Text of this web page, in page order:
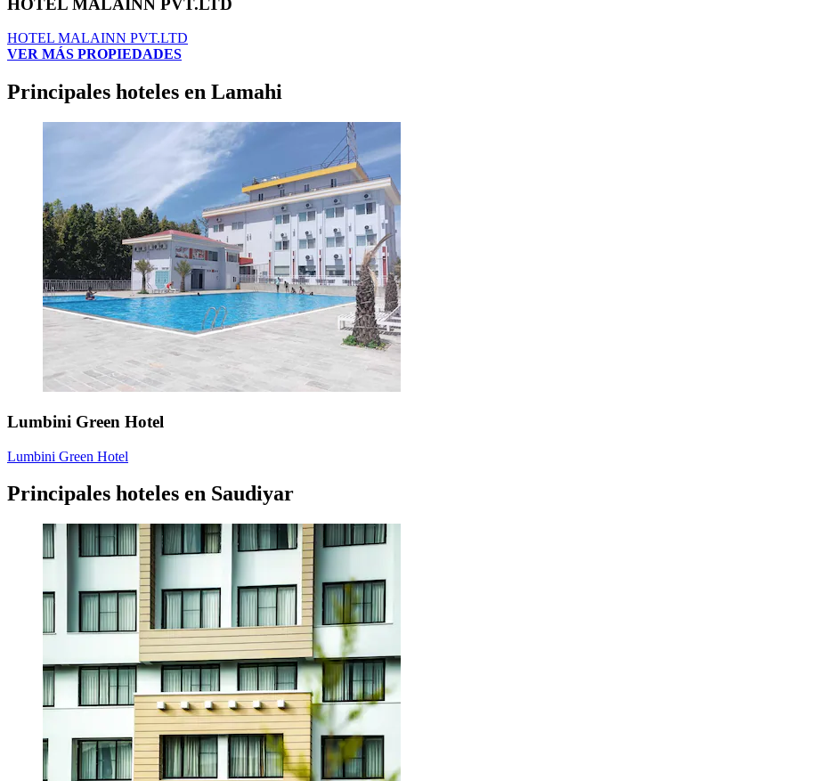
HOTEL MALAINN PVT.LTD
VER MÁS PROPIEDADES
Principales hoteles en Lamahi
Lumbini Green Hotel
Lumbini Green Hotel
Principales hoteles en Saudiyar